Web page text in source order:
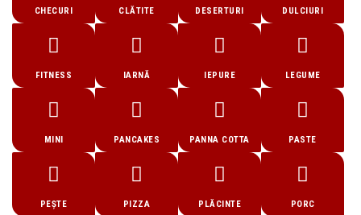
CHECURI CLĂTITE DESERTURI DULCIURI
FITNESS IARNĂ IEPURE LEGUME
MINI PANCAKES PANNA COTTA PASTE
PEȘTE PIZZA PLĂCINTE PORC